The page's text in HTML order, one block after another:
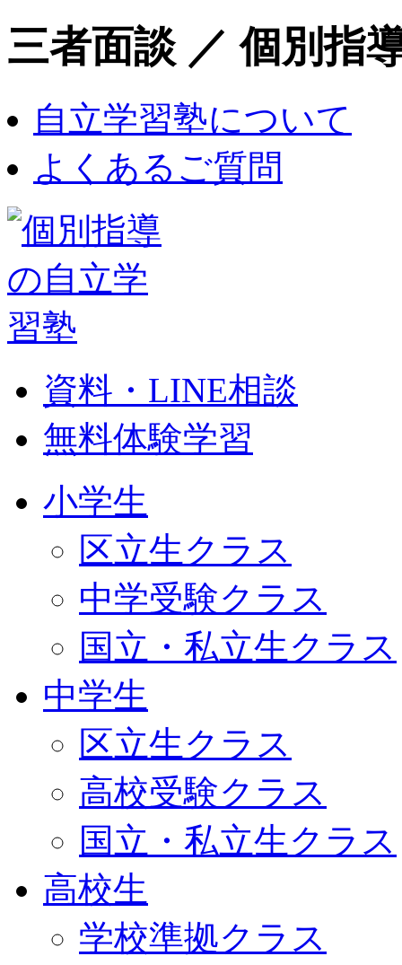
三者面談 ／ 個別指
自立学習塾について
よくあるご質問
資料・LINE相談
無料体験学習
小学生
区立生クラス
中学受験クラス
国立・私立生クラス
中学生
区立生クラス
高校受験クラス
国立・私立生クラス
高校生
学校準拠クラス